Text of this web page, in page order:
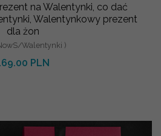
na Walentynki, co dać
Walentynkowy prezent
dla żon
Walentynki )
PLN